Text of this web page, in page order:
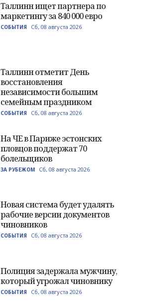
Таллинн ищет партнера по
маркетингу за 840 000 евро
СОБЫТИЯ Сб, 08 августа 2026
Таллинн отметит День
восстановления
независимости большим
семейным праздником
СОБЫТИЯ Сб, 08 августа 2026
На ЧЕ в Париже эстонских
пловцов поддержат 70
болельщиков
ЗА РУБЕЖОМ Сб, 08 августа 2026
Новая система будет удалять
рабочие версии документов
чиновников
СОБЫТИЯ Сб, 08 августа 2026
Полиция задержала мужчину,
который угрожал чиновнику
СОБЫТИЯ Сб, 08 августа 2026